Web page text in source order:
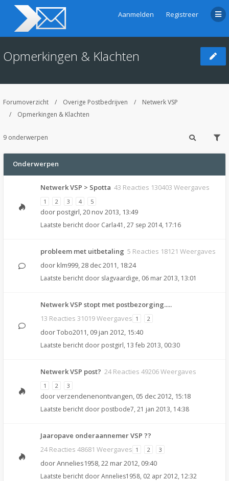
Aanmelden Registreer
Opmerkingen & Klachten
Forumoverzicht Overige Postbedrijven
Netwerk VSP
Opmerkingen & Klachten
9 onderwerpen
Onderwerpen
Netwerk VSP > Spotta 43 Reacties 130403 Weergaves
1 2 3 4 5
door postgirl,20 nov 2013, 13:49
Laatste bericht door Carla41 , 27 sep 2014, 17:16
probleem met uitbetaling 5 Reacties 18121 Weergaves
door klm999,28 dec 2011, 18:24
Laatste bericht door slagvaardige, 06 mar 2013, 13:01
Netwerk VSP stopt met postbezorging.....
13 Reacties 31019 Weergaves 1 2
doorTobo2011, 09 jan 2012, 15:40
Laatste bericht door postgirl, 13 feb 2013, 00:30
Netwerk VSP post? 24 Reacties 49206 Weergaves
1 2 3
doorverzendenenontvangen, 05 dec 2012, 15:18
Laatste bericht door postbode7, 21 jan 2013, 14:38
Jaaropave onderaannemer VSP ??
24 Reacties 48681 Weergaves 1 2 3
doorAnnelies1958,22 mar 2012, 09:40
Laatste bericht doorAnnelies1958, 02 apr 2012, 12:32